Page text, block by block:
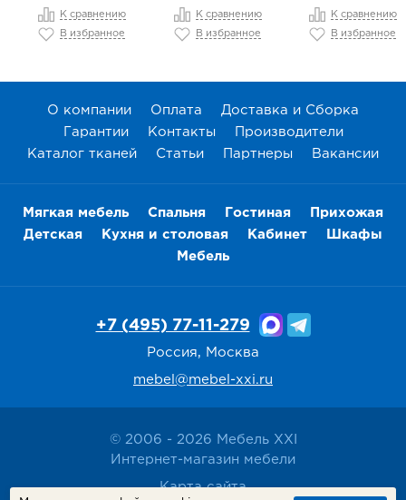
К сравнению
В избранное
К сравнению
В избранное
К сравнению
В избранное
О компании Оплата
Доставка и Сборка
Гарантии
Контакты
Производители
Каталог тканей
Статьи Партнеры Вакансии
Мягкая мебель Спальня Гостиная
Прихожая
Детская
Кухня и столовая Кабинет
Шкафы
Мебель
© 2006 - 2026 Мебель XXI
Интернет-магазин мебели
Карта сайта
+7 (495) 77-11-279
Россия, Москва
mebel@mebel-xxi.ru